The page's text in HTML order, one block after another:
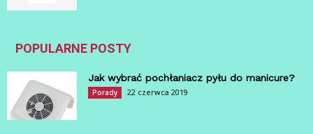
POPULARNE POSTY
Jak wybrać pochłaniacz pyłu do manicure?
Porady 22 czerwca 2019